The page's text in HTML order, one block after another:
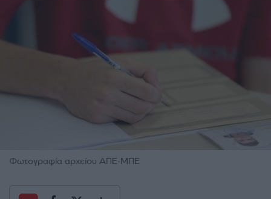
Φωτογραφία αρχείου ΑΠΕ-ΜΠΕ